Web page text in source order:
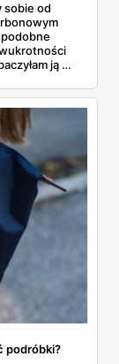
sobie od
ją w
co
rakieta
podróbki?